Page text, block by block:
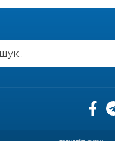
Юна бахмутянка Кіра